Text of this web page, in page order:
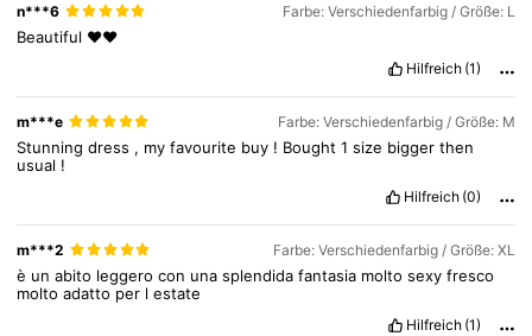
4,86
4,86
4,86 6.6M Follower
n***6 Farbe: Verschiedenfarbig / Größe: L
Beautiful ❤️❤️
Hilfreich (1)
m***e Farbe: Verschiedenfarbig / Größe: M
Stunningdress , myfavourite buy ! Bought1size biggerthen
usual !
Hilfreich (0)
m***2 Farbe: Verschiedenfarbig / Größe: XL
è unabito leggerocon unasplendidafantasia moltosexyfresco
moltoadatto per lestate
Hilfreich (1)